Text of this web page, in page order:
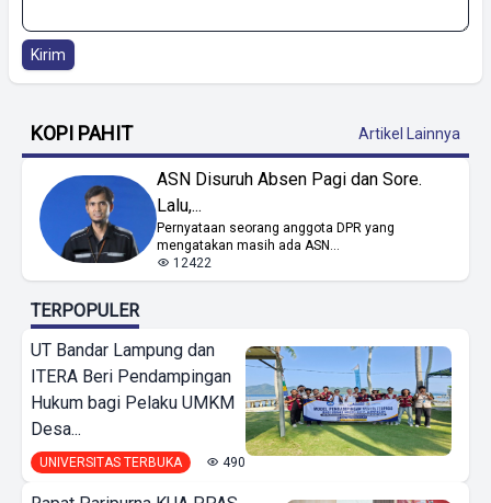
Kirim
KOPI PAHIT Artikel Lainnya
ASN Disuruh Absen Pagi dan Sore.
Lalu,...
Pernyataan seorang anggota DPR yang
mengatakan masih ada ASN...
12422
TERPOPULER
UT Bandar Lampung dan
ITERA Beri Pendampingan
Hukum bagi Pelaku UMKM
Desa...
UNIVERSITAS TERBUKA 490